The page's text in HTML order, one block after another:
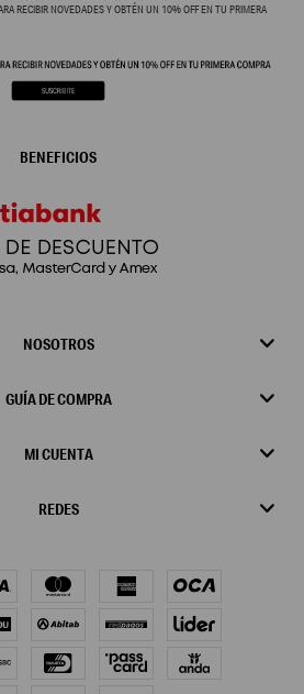
RECIBIR NOVEDADES Y OBTÉN UN 10% OFF EN TU PRIMERA
NOSOTROS
GUÍA DE COMPRA
MI CUENTA
REDES
BENEFICIOS